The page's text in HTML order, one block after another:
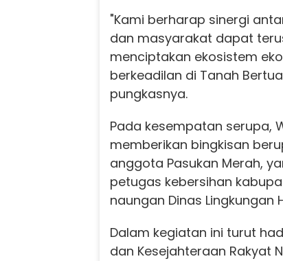
"Kami berharap sinergi
dan masyarakat dapat
menciptakan ekosistem
berkeadilan di Tanah
pungkasnya.
Pada kesempatan serupa,
memberikan bingkisan
anggota Pasukan Merah,
petugas kebersihan
naungan Dinas Lingkungan
Dalam kegiatan ini turut
dan Kesejahteraan Rakyat